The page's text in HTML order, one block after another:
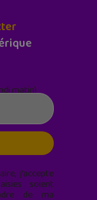
matin)
j’accepte
soient
de ma